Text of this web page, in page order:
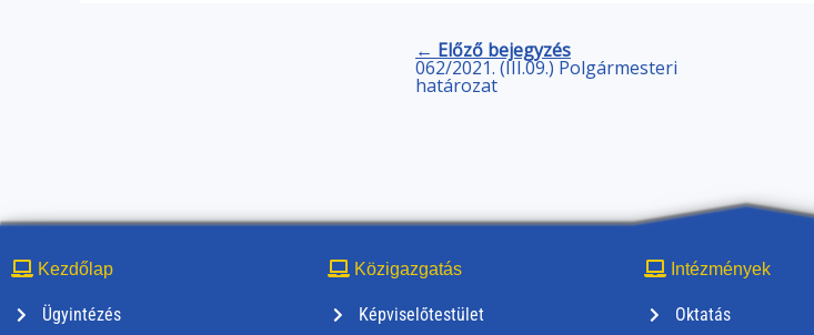
← Előző bejegyzés
062/2021. (III.09.) Polgármesteri
határozat
Kezdőlap
Ügyintézés
Közigazgatás
Képviselőtestület
Intézmények
Oktatás